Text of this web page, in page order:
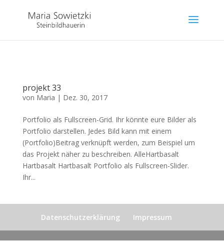
projekt 33
von Maria | Dez. 30, 2017
Portfolio als Fullscreen-Grid. Ihr könnte eure Bilder als
Portfolio darstellen. Jedes Bild kann mit einem
(Portfolio)Beitrag verknüpft werden, zum Beispiel um
das Projekt näher zu beschreiben. AlleHartbasalt
Hartbasalt Hartbasalt Portfolio als Fullscreen-Slider.
Ihr...
Datenschutzerklärung Impressum